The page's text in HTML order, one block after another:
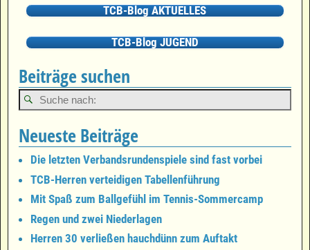
TCB-Blog AKTUELLES
TCB-Blog JUGEND
Beiträge suchen
Neueste Beiträge
Die letzten Verbandsrundenspiele sind fast vorbei
TCB-Herren verteidigen Tabellenführung
Mit Spaß zum Ballgefühl im Tennis-Sommercamp
Regen und zwei Niederlagen
Herren 30 verließen hauchdünn zum Auftakt